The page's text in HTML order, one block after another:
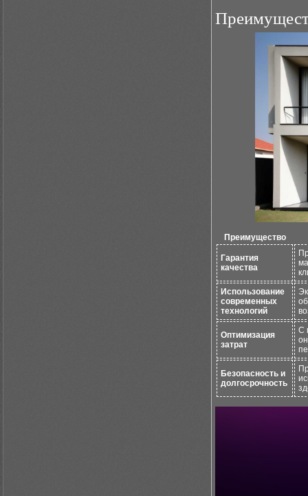
Преимущество
Гарантия
качества
Использование
современных
технологий
Оптимизация
затрат
С
Безопасность и
долгосрочность